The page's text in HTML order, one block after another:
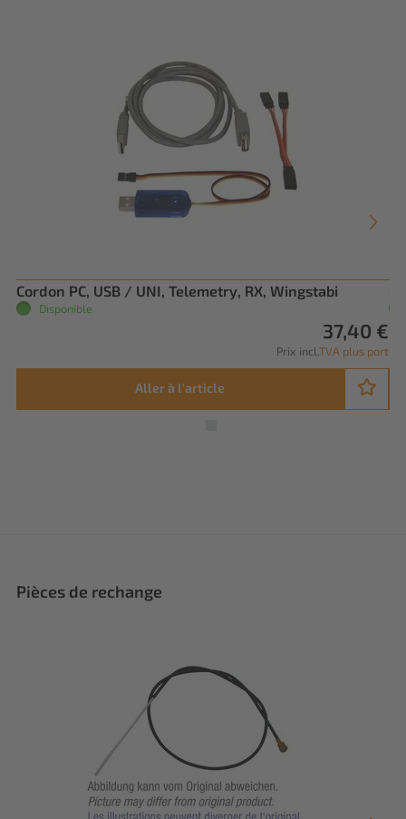
Cordon PC, USB / UNI, Telemetry, RX, Wingstabi
Disponible
37,40 €
Prix incl. TVA plus port
Aller à l'article
Pièces de rechange